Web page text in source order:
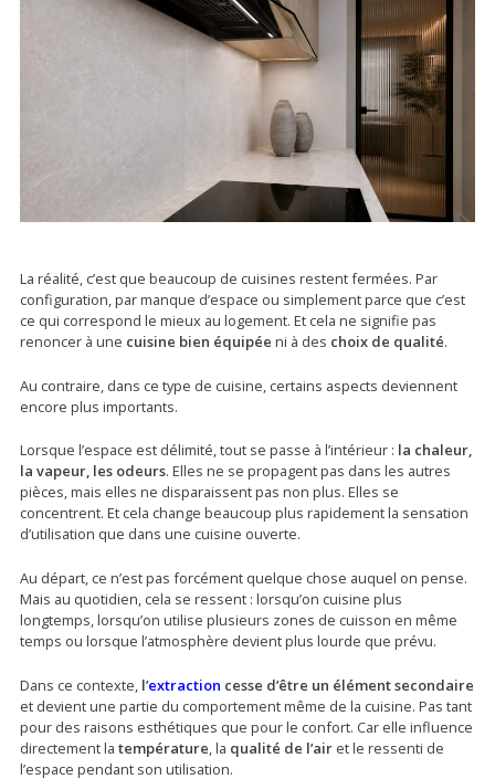
La réalité, c’est que beaucoup de cuisines restent fermées. Par
configuration, par manque d’espace ou simplement parce que c’est
ce qui correspond le mieux au logement. Et cela ne signifie pas
renoncer à une cuisine bien équipée ni à des choix de qualité.
Au contraire, dans ce type de cuisine, certains aspects deviennent
encore plus importants.
Lorsque l’espace est délimité, tout se passe à l’intérieur : la chaleur,
la vapeur, les odeurs. Elles ne se propagent pas dans les autres
pièces, mais elles ne disparaissent pas non plus. Elles se
concentrent. Et cela change beaucoup plus rapidement la sensation
d’utilisation que dans une cuisine ouverte.
Au départ, ce n’est pas forcément quelque chose auquel on pense.
Mais au quotidien, cela se ressent : lorsqu’on cuisine plus
longtemps, lorsqu’on utilise plusieurs zones de cuisson en même
temps ou lorsque l’atmosphère devient plus lourde que prévu.
Dans ce contexte, l’extraction cesse d’être un élément secondaire
et devient une partie du comportement même de la cuisine. Pas tant
pour des raisons esthétiques que pour le confort. Car elle influence
directement la température, la qualité de l’air et le ressenti de
l’espace pendant son utilisation.